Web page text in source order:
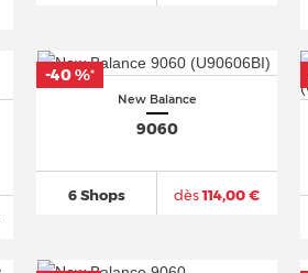
New Balance
9060
6 Shops dès114,00 €
-40 %*